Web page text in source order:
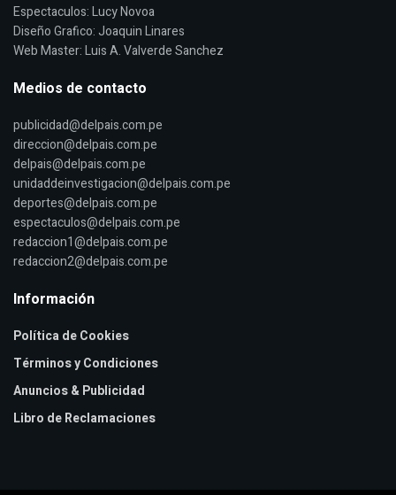
Espectaculos: Lucy Novoa
Diseño Grafico: Joaquin Linares
Web Master: Luis A. Valverde Sanchez
Medios de contacto
publicidad@delpais.com.pe
direccion@delpais.com.pe
delpais@delpais.com.pe
unidaddeinvestigacion@delpais.com.pe
deportes@delpais.com.pe
espectaculos@delpais.com.pe
redaccion1@delpais.com.pe
redaccion2@delpais.com.pe
Información
Política de Cookies
Términos y Condiciones
Anuncios & Publicidad
Libro de Reclamaciones